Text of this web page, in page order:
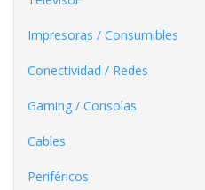
Impresoras / Consumibles
Conectividad / Redes
Gaming / Consolas
Cables
Periféricos